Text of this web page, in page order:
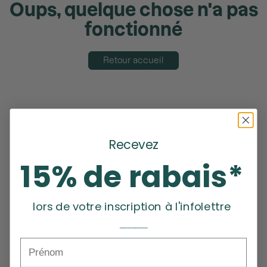
Oups, quelque chose n'a pas
fonctionné
Retour accueil
Recevez
15% de rabais*
lors de votre inscription à l'infolettre